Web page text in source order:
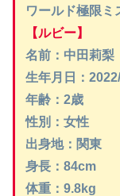
ワールド極限ミ
【ルビー】
名前：中田莉梨
生年月日：
年齢：2歳
性別：女性
出身地：関東
身長：84cm
体重：9.8kg